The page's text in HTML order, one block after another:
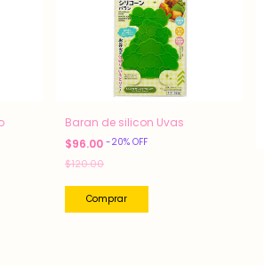
Baran de silicon Uvas
$96.00 -20% OFF
$120.00